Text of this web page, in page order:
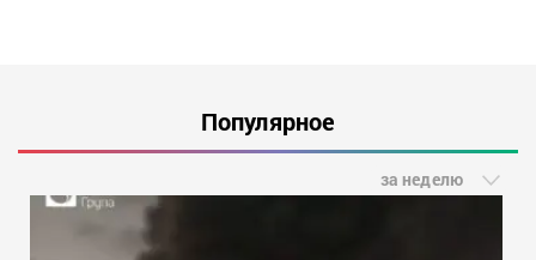
Популярное
за неделю